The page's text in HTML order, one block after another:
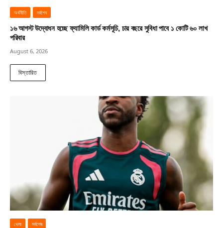
অর্থনীতি সর্বশেষ
১৬ আগস্ট উদ্বোধন হচ্ছে ফ্যামিলি কার্ড কর্মসূচি, চার বছরে সুবিধা পাবে ১ কোটি ৬০ লাখ
পরিবার
August 6, 2026
বিস্তারিত
খেলা সর্বশেষ